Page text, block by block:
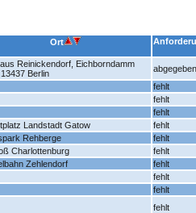
Ort
Reinickendorf, Eichborndamm
Berlin
abgegeben
fehlt
fehlt
fehlt
Landstadt Gatow fehlt
Rehberge fehlt
Charlottenburg fehlt
Zehlendorf fehlt
fehlt
fehlt
fehlt